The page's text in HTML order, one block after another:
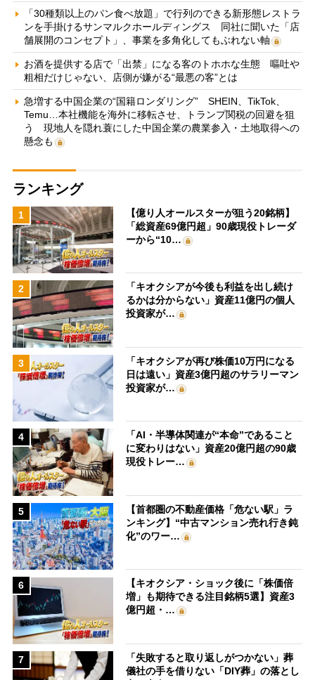
「30種類以上のパン食べ放題」で行列のできる新形態レストラ
ンを手掛けるサンマルクホールディングス 同社に聞いた「店
舗展開のコンセプト」、事業を多角化してもぶれない軸
お酒を提供する店で「出禁」になる客のトホホな生態 嘔吐や
粗相だけじゃない、店側が嫌がる“最悪の客”とは
急増する中国企業の“国籍ロンダリング” SHEIN、TikTok、
Temu…本社機能を海外に移転させ、トランプ関税の回避を狙
う 現地人を隠れ蓑にした中国企業の農業参入・土地取得への
懸念も
ランキング
1
【億り人オールスターが狙う20銘柄】
「総資産69億円超」90歳現役トレーダ
ーから“10…
2
「キオクシアが今後も利益を出し続け
るかは分からない」資産11億円の個人
投資家が…
3
「キオクシアが再び株価10万円になる
日は遠い」資産3億円超のサラリーマン
投資家が…
4
「AI・半導体関連が“本命”であること
に変わりはない」資産20億円超の90歳
現役トレー…
5
【首都圏の不動産価格「危ない駅」ラ
ンキング】“中古マンション売れ行き鈍
化”のワー…
6
【キオクシア・ショック後に「株価倍
増」も期待できる注目銘柄5選】資産3
億円超・…
7
「失敗すると取り返しがつかない」葬
儀社の手を借りない「DIY葬」の落とし